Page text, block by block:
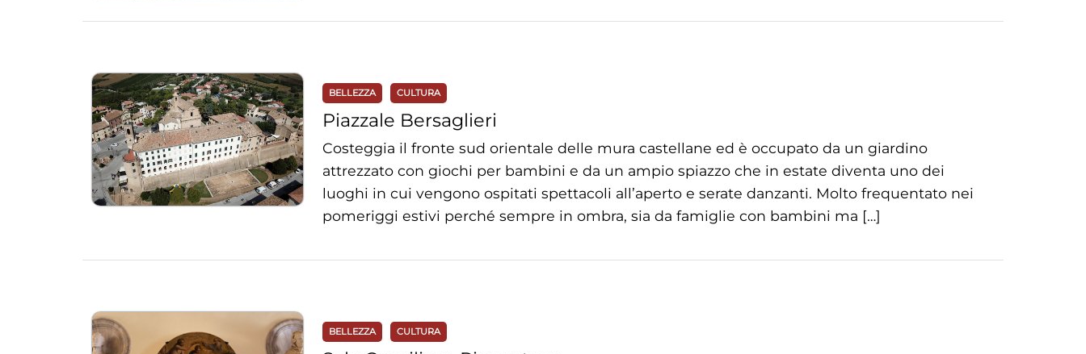
BELLEZZA CULTURA
Piazzale Bersaglieri
Costeggia il fronte sud orientale delle mura castellane ed è occupato da un giardino
attrezzato con giochi per bambini e da un ampio spiazzo che in estate diventa uno dei
luoghi in cui vengono ospitati spettacoli all’aperto e serate danzanti. Molto frequentato nei
pomeriggi estivi perché sempre in ombra, sia da famiglie con bambini ma […]
BELLEZZA CULTURA